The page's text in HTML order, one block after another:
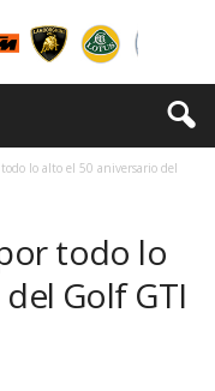
lo alto el 50 aniversario del
todo lo
Golf GTI